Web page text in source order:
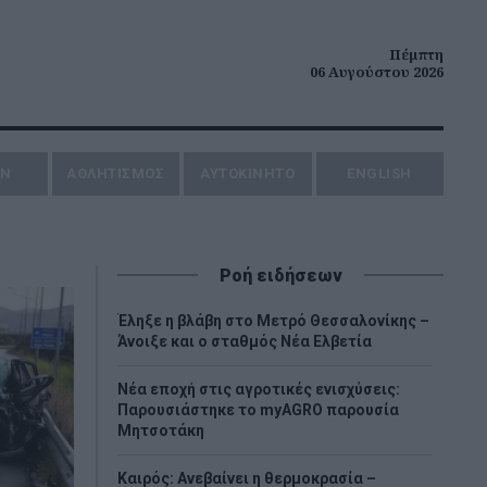
Πέμπτη
06 Αυγούστου 2026
Ροή ειδήσεων
Έληξε η βλάβη στο Μετρό Θεσσαλονίκης –
Άνοιξε και ο σταθμός Νέα Ελβετία
Νέα εποχή στις αγροτικές ενισχύσεις:
Παρουσιάστηκε το myAGRO παρουσία
Μητσοτάκη
Καιρός: Ανεβαίνει η θερμοκρασία –